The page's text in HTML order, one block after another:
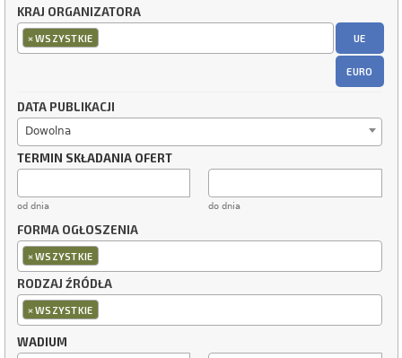
KRAJ ORGANIZATORA
×WSZYSTKIE UE
EURO
DATA PUBLIKACJI
Dowolna
TERMIN SKŁADANIA OFERT
od dnia do dnia
FORMA OGŁOSZENIA
×WSZYSTKIE
RODZAJ ŹRÓDŁA
×WSZYSTKIE
WADIUM